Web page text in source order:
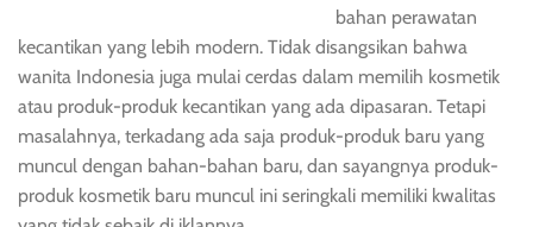
bahan perawatan
kecantikan yang lebih modern. Tidak disangsikan bahwa
wanita Indonesia juga mulai cerdas dalam memilih kosmetik
atau produk-produk kecantikan yang ada dipasaran. Tetapi
masalahnya, terkadang ada saja produk-produk baru yang
muncul dengan bahan-bahan baru, dan sayangnya produk-
produk kosmetik baru muncul ini seringkali memiliki kwalitas